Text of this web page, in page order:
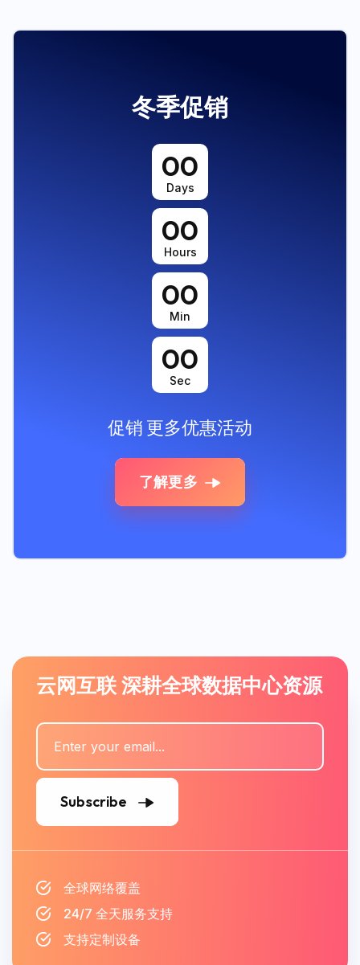
冬季促销
00
Days
00
Hours
00
Min
00
Sec
促销 更多优惠活动
了解更多
云网互联 深耕全球数据中心资源
Subscribe
全球网络覆盖
24/7 全天服务支持
支持定制设备